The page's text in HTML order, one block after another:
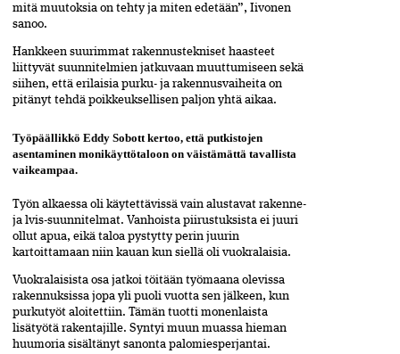
mitä muutoksia on tehty ja miten edetään”, Iivonen
sanoo.
Hankkeen suurimmat rakennustekniset haasteet
liittyvät suunnitelmien jatkuvaan muuttumiseen sekä
siihen, että erilaisia purku- ja rakennusvaiheita on
pitänyt tehdä poikkeuksellisen paljon yhtä aikaa.
Työpäällikkö Eddy Sobott kertoo, että putkistojen
asentaminen monikäyttötaloon on väistämättä tavallista
vaikeampaa.
Työn alkaessa oli käytettävissä vain alustavat rakenne-
ja lvis-suunnitelmat. Vanhoista piirustuksista ei juuri
ollut apua, eikä taloa pystytty perin juurin
kartoittamaan niin kauan kun siellä oli vuokralaisia.
Vuokralaisista osa jatkoi töitään työmaana olevissa
rakennuksissa jopa yli puoli vuotta sen jälkeen, kun
purkutyöt aloitettiin. Tämän tuotti monenlaista
lisätyötä rakentajille. Syntyi muun muassa hieman
huumoria sisältänyt sanonta palomiesperjantai.